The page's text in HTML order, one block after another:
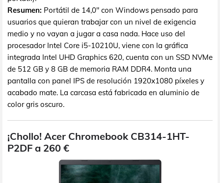
Resumen: Portátil de 14,0" con Windows pensado para
usuarios que quieran trabajar con un nivel de exigencia
medio y no vayan a jugar a casa nada. Hace uso del
procesador Intel Core i5-10210U, viene con la gráfica
integrada Intel UHD Graphics 620, cuenta con un SSD NVMe
de 512 GB y 8 GB de memoria RAM DDR4. Monta una
pantalla con panel IPS de resolución 1920x1080 píxeles y
acabado mate. La carcasa está fabricada en aluminio de
color gris oscuro.
¡Chollo! Acer Chromebook CB314-1HT-
P2DF a 260 €